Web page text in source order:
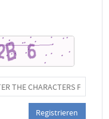
Registrieren